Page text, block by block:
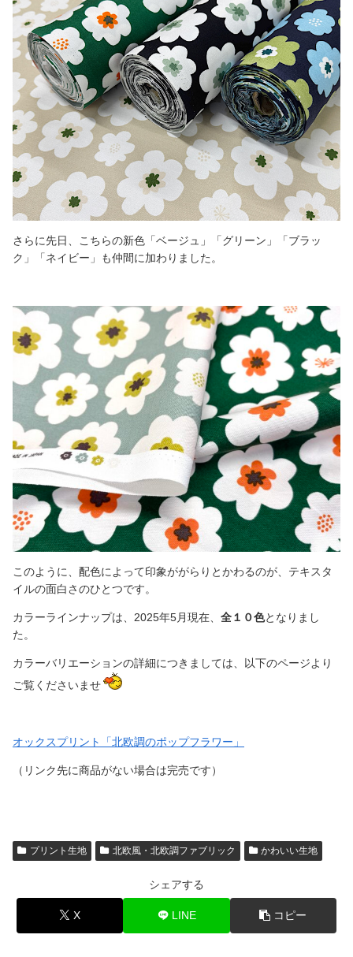
さらに先日、こちらの新色「ベージュ」「グリーン」「ブラッ
ク」「ネイビー」も仲間に加わりました。
このように、配色によって印象ががらりとかわるのが、テキスタ
イルの面白さのひとつです。
カラーラインナップは、2025年5月現在、 全１０色となりまし
た。
カラーバリエーションの詳細につきましては、以下のページより
ご覧くださいませ
オックスプリント「北欧調のポップフラワー」
（リンク先に商品がない場合は完売です）
プリント生地 北欧風・北欧調ファブリック かわいい生地
シェアする
X LINE コピー